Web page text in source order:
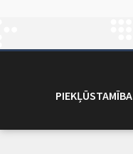
PIEKĻŪSTAMĪBA